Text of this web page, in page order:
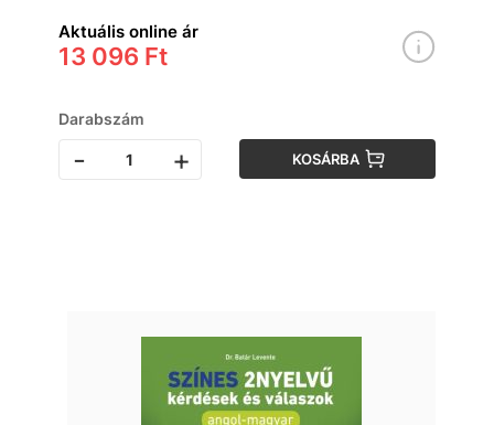
Aktuális online ár
13 096 Ft
Darabszám
- + KOSÁRBA